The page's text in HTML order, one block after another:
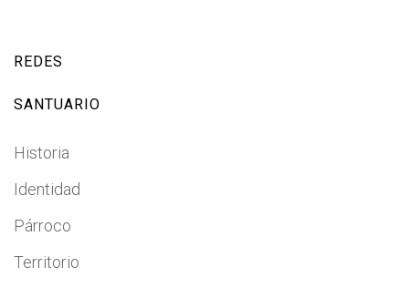
REDES
SANTUARIO
Historia
Identidad
Párroco
Territorio